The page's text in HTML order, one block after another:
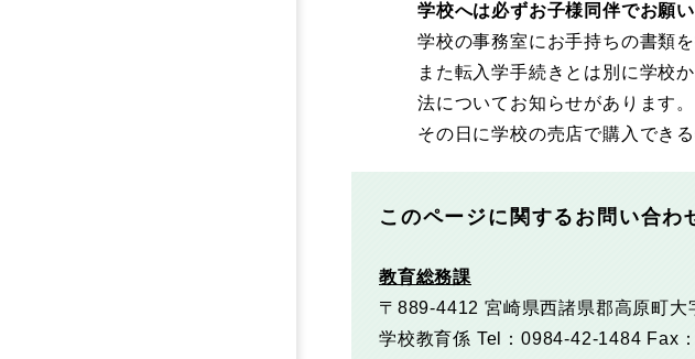
学校へは必ずお子様同伴でお願い
学校の事務室にお手持ちの書類
また転入学手続きとは別に学校
法についてお知らせがあります。
その日に学校の売店で購入でき
このページに関するお問い合わ
教育総務課
〒889-4412 宮崎県西諸県郡高原町大
学校教育係 Tel：0984-42-1484 Fax